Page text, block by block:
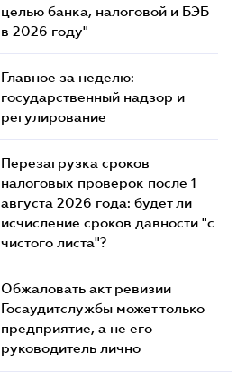
целью банка, налоговой и БЭБ
в 2026 году"
Главное за неделю:
государственный надзор и
регулирование
Перезагрузка сроков
налоговых проверок после 1
августа 2026 года: будет ли
исчисление сроков давности "с
чистого листа"?
Обжаловать акт ревизии
Госаудитслужбы может только
предприятие, а не его
руководитель лично